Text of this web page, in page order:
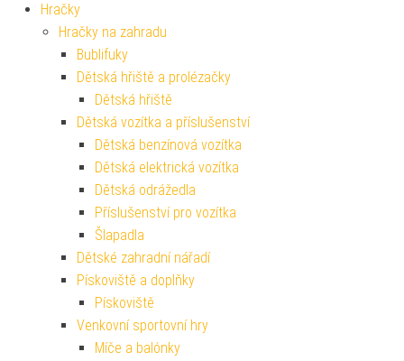
Hračky
Hračky na zahradu
Bublifuky
Dětská hřiště a prolézačky
Dětská hřiště
Dětská vozítka a příslušenství
Dětská benzínová vozítka
Dětská elektrická vozítka
Dětská odrážedla
Příslušenství pro vozítka
Šlapadla
Dětské zahradní nářadí
Pískoviště a doplňky
Pískoviště
Venkovní sportovní hry
Míče a balónky